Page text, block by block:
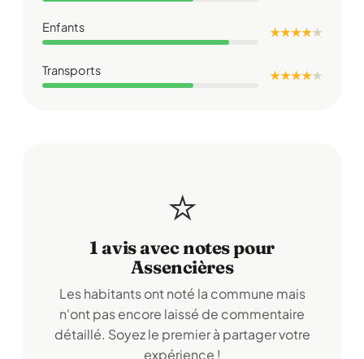
Enfants ★ ★ ★ ★★
Transports ★ ★ ★ ★★
⭐
1 avis avec notes pour
Assencières
Les habitants ont noté la commune mais
n'ont pas encore laissé de commentaire
détaillé. Soyez le premier à partager votre
expérience !